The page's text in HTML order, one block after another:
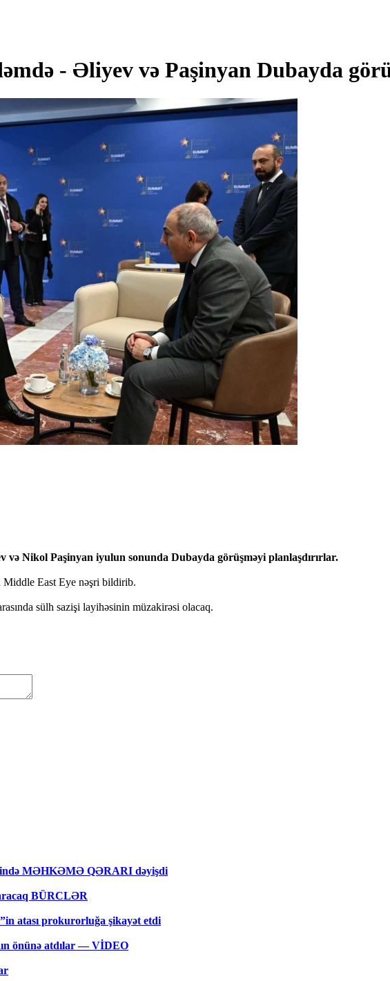
- Əliyev və Paşinyan Dubayda
Nikol Paşinyan iyulun sonunda Dubayda görüşməyi planlaşdırırlar.
Middle East Eye nəşri bildirib.
sülh sazişi layihəsinin müzakirəsi olacaq.
MƏHKƏMƏ QƏRARI dəyişdi
BÜRCLƏR
atası prokurorluğa şikayət etdi
önünə atdılar — VİDEO